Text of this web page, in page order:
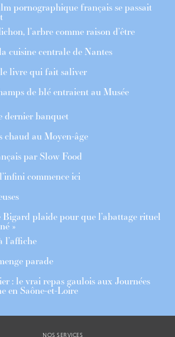
pornographique français se passait
l’arbre comme raison d’être
cuisine centrale de Nantes
le livre qui fait saliver
de blé entraient au Musée
dernier banquet
au Moyen-âge
par Slow Food
commence ici
plaide pour que l’abattage rituel
»
l’affiche
parade
: le vrai repas gaulois aux Journées
en Saône-et-Loire
NOS SERVICES